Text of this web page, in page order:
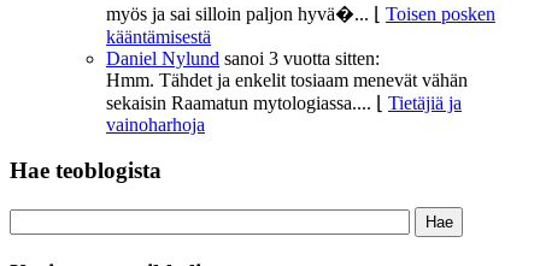
myös ja sai silloin paljon hyvä�...
Toisen posken
kääntämisestä
Daniel Nylund sanoi 3 vuotta sitten:
Hmm. Tähdet ja enkelit tosiaam menevät vähän
sekaisin Raamatun mytologiassa....
Tietäjiä ja
vainoharhoja
Hae teoblogista